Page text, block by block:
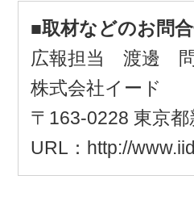
■取材などのお問
広報担当 渡邊 問
株式会社イード
〒163-0228 東京
URL：http://